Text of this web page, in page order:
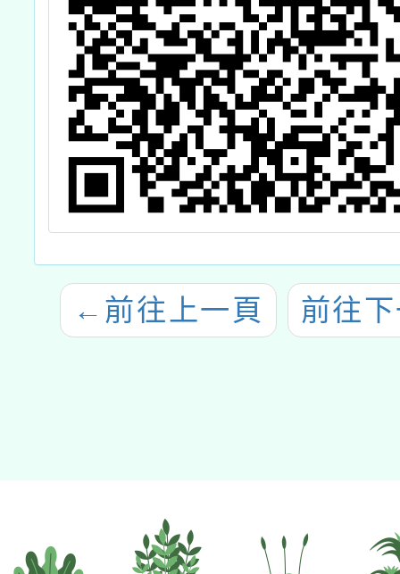
← 前往上一頁 前往